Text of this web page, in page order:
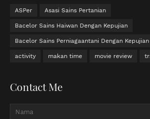
ASPer Asasi Sains Pertanian
Bacelor Sains Haiwan Dengan Kepujian
Bacelor Sains Perniagaantani Dengan Kepujian
activity makan time movie review
Contact Me